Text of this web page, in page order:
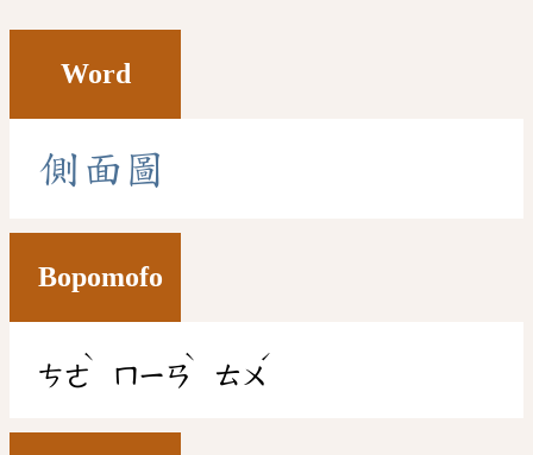
Word
側 面 圖
Bopomofo
ㄘㄜ
ˋ
ㄇㄧㄢ
ˋ
ㄊㄨ
ˊ